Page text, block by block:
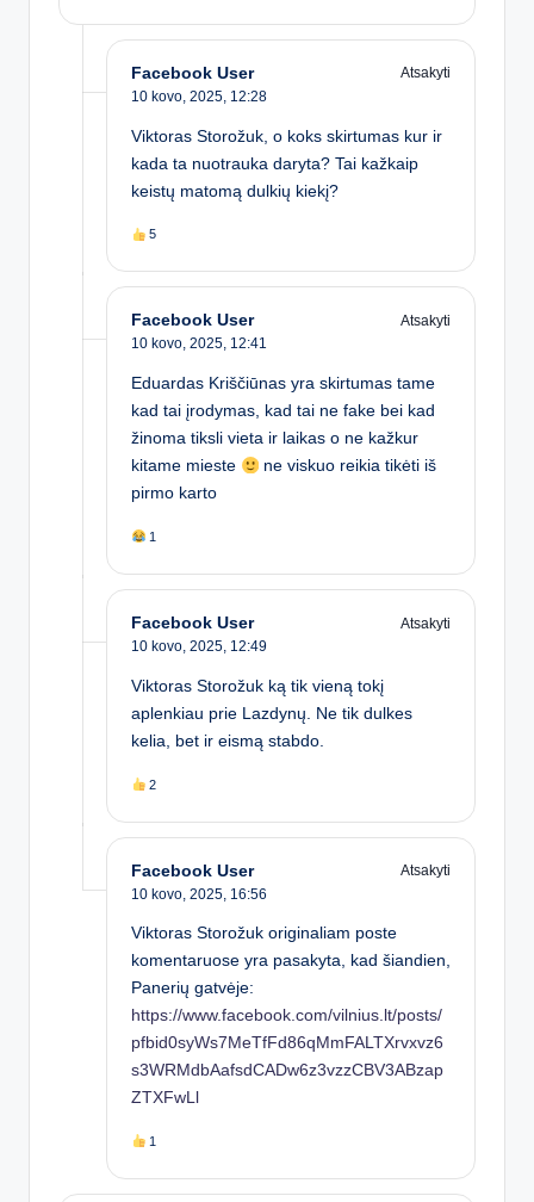
Facebook User
Atsakyti
10 kovo, 2025, 12:28
Viktoras Storožuk, o koks skirtumas kur ir
kada ta nuotrauka daryta? Tai kažkaip
keistų matomą dulkių kiekį?
5
Facebook User
Atsakyti
10 kovo, 2025, 12:41
Eduardas Kriščiūnas yra skirtumas tame
kad tai įrodymas, kad tai ne fake bei kad
žinoma tiksli vieta ir laikas o ne kažkur
kitame mieste
ne viskuo reikia tikėti iš
pirmo karto
1
Facebook User
Atsakyti
10 kovo, 2025, 12:49
Viktoras Storožuk ką tik vieną tokį
aplenkiau prie Lazdynų. Ne tik dulkes
kelia, bet ir eismą stabdo.
2
Facebook User
Atsakyti
10 kovo, 2025, 16:56
Viktoras Storožuk originaliam poste
komentaruose yra pasakyta, kad šiandien,
Panerių gatvėje:
https://www.facebook.com/vilnius.lt/posts/
pfbid0syWs7MeTfFd86qMmFALTXrvxvz6
s3WRMdbAafsdCADw6z3vzzCBV3ABzap
ZTXFwLl
1